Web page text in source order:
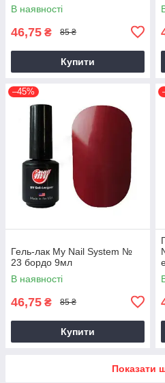
В наявності
46,75 ₴ 85 ₴
Купити
–45%
Гель-лак My Nail System №
23 бордо 9мл
В наявності
46,75 ₴ 85 ₴
Купити
Показати